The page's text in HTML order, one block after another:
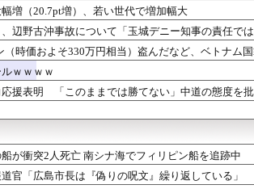
カーが散見、「ラッキー」と思って...
てながら平和式典でスピーチして...
政
オ
協定締結
常識
？
ネ
ら注文が殺到 その理由は？[8/...
国
態」にしてしまう・・・
国際審判員らを性接待
脱
口で市民ら #高市小泉麻生めちゃ...
日本
以上前に作られた文部省の｢...
知
円」→「4,257円...
オ
増（20.7pt増）、若い世代で増加幅大
辺野古沖事故について「玉城デニー知事の責任で
時価およそ330万円相当）盗んだなど、ベトナム
盗対策法違反（去年9月施行）」による検挙は初
ｗｗｗｗ
応援表明 「このままでは勝てない」中道の態度を
が衝突2人死亡 南シナ海でフィリピン船を追跡中
官「広島市長は『偽りの呪文』繰り返している」